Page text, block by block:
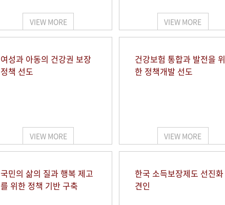
VIEW MORE VIEW MORE
여성과 아동의 건강권 보장
정책 선도
VIEW MORE
건강보험 통합과 발전을 위
한 정책개발 선도
VIEW MORE
국민의 삶의 질과 행복 제고
를 위한 정책 기반 구축
한국 소득보장제도 선진화
견인